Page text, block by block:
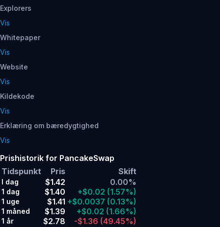
Explorers
Vis
Whitepaper
Vis
Website
Vis
Kildekode
Vis
Erklæring om bæredygtighed
Vis
Prishistorik for PancakeSwap
Tidspunkt
Pris Skift
I dag $1.42 0.00%
1 dag $1.40 +$0.02 (1.57%)
1 uge $1.41 +$0.0037 (0.13%)
1 måned $1.39 +$0.02 (1.66%)
1 år $2.78 -$1.36 (49.45%)